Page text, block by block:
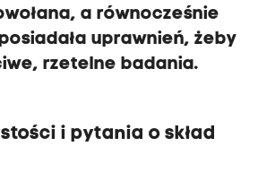
a równocześnie
uprawnień, żeby
rzetelne badania.
i pytania o skład